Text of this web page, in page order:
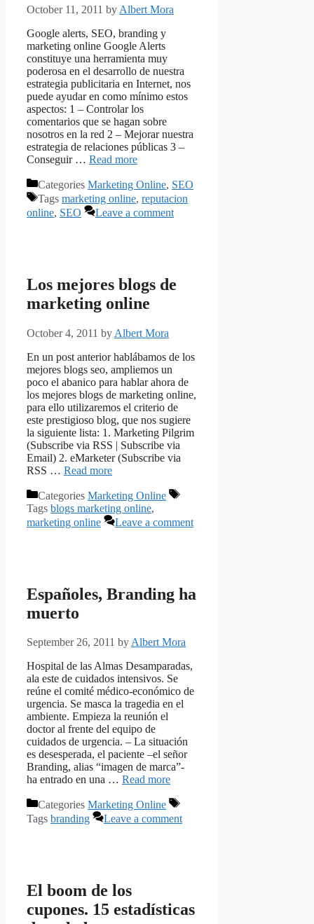
October 11, 2011 by Albert Mora
Google alerts, SEO, branding y
marketing online Google Alerts
constituye una herramienta muy
poderosa en el desarrollo de nuestra
estrategia publicitaria en Internet, nos
puede ayudar en como mínimo estos
aspectos: 1 – Controlar los
comentarios que se hagan sobre
nosotros en la red 2 – Mejorar nuestra
estrategia de relaciones públicas 3 –
Conseguir … Read more
Categories Marketing Online, SEO
Tags marketing online, reputacion
online, SEO Leave a comment
Los mejores blogs de
marketing online
October 4, 2011 by Albert Mora
En un post anterior hablábamos de los
mejores blogs seo, ampliemos un
poco el abanico para hablar ahora de
los mejores blogs de marketing online,
para ello utilizaremos el criterio de
este prestigioso blog, que nos sugiere
la siguiente lista: 1. Marketing Pilgrim
(Subscribe via RSS | Subscribe via
Email) 2. eMarketer (Subscribe via
RSS … Read more
Categories Marketing Online
Tags blogs marketing online,
marketing online
Leave a comment
Españoles, Branding ha
muerto
September 26, 2011 byAlbert Mora
Hospital de las Almas Desamparadas,
ala este de cuidados intensivos. Se
reúne el comité médico-económico de
urgencia. Se masca la tragedia en el
ambiente. Empieza la reunión el
doctor al frente del equipo de
cuidados de urgencia. – La situación
es desesperada, el paciente –el señor
Branding, alias “imagen de marca”-
ha entrado en una … Read more
Categories Marketing Online
Tags branding Leave a comment
El boom de los
cupones. 15 estadísticas